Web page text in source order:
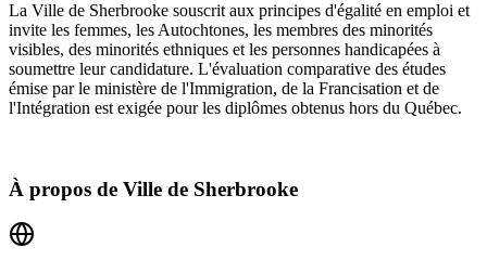
La Ville de Sherbrooke souscrit aux principes d'égalité en emploi et
invite les femmes, les Autochtones, les membres des minorités
visibles, des minorités ethniques et les personnes handicapées à
soumettre leur candidature. L'évaluation comparative des études
émise par le ministère de l'Immigration, de la Francisation et de
l'Intégration est exigée pour les diplômes obtenus hors du Québec.
À propos de Ville de Sherbrooke